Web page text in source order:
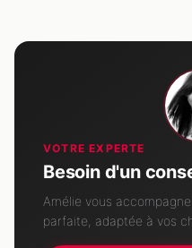
VOTRE EXPERTE
Besoin d'un
Amélie vous
parfaite, adaptée à vos